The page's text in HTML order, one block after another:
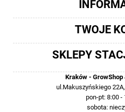
TWOJE
SKLEPY
Kraków - GrowShop
ul.Makuszyńskiego
pon-pt: 8:00 -
sobota: